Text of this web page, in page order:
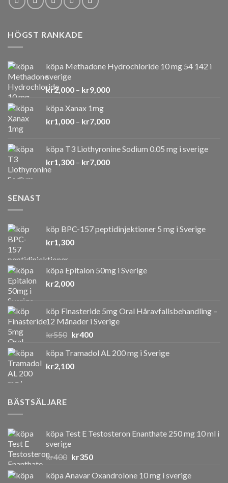
HÖGST RANKADE
köpa Methadone Hydrochloride 10 mg 54 142 i
sverige
kr2,000 – kr9,000Prisintervall:
kr9,000
köpa Xanax 1mg
kr1,000 – kr7,000Prisintervall:
kr7,000
köpa T3 Liothyronine Sodium 0.05 mg i sverige
kr1,300 – kr7,000Prisintervall:
SENAST
köp BPC-157 peptidinjektioner 5 mg i Sverige
kr1,300
köpa Epitalon 50mg i Sverige
kr2,000
köp Finasteride 5mg Oral Håravfallsbehandling –
12 Månader i Sverige
kr550 Det
priset
var:
kr400Det
priset
köpa Tramadol AL 200 mg i Sverige
kr2,100
BÄSTSÄLJARE
köpa Test E Testosteron Enanthate 250 mg 10 ml i
sverige
kr400 Det
priset
kr350Det
priset
köpa Anavar Oxandrolone 10 mg i sverige